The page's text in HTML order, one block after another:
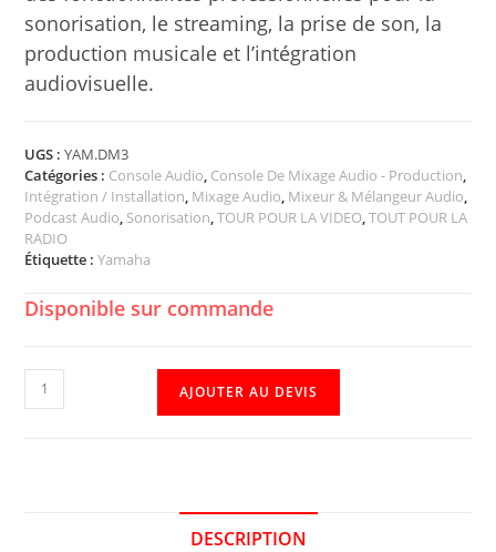
sonorisation, le streaming, la prise de son, la
production musicale et l’intégration
audiovisuelle.
UGS :YAM.DM3
Catégories : Console Audio, Console De Mixage Audio - Production,
Intégration / Installation, Mixage Audio, Mixeur & Mélangeur Audio,
Podcast Audio, Sonorisation,TOUR POUR LA VIDEO,TOUT POUR LA
RADIO
Étiquette :Yamaha
Disponible sur commande
AJOUTER AU DEVIS
DESCRIPTION